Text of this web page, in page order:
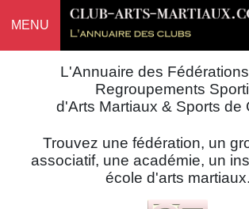
MENU
L'Annuaire des
Regroupements
d'Arts Martiaux & Sports de
Trouvez une fédération, un
associatif, une académie, un
école d'arts martiaux.